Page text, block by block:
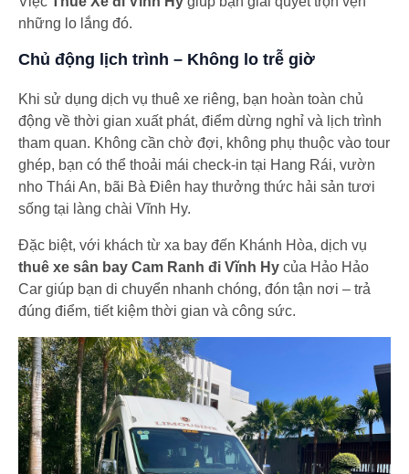
những lo lắng đó.
Chủ động lịch trình – Không lo trễ giờ
Khi sử dụng dịch vụ thuê xe riêng, bạn hoàn toàn chủ
động về thời gian xuất phát, điểm dừng nghỉ và lịch trình
tham quan. Không cần chờ đợi, không phụ thuộc vào tour
ghép, bạn có thể thoải mái check-in tại Hang Rái, vườn
nho Thái An, bãi Bà Điên hay thưởng thức hải sản tươi
sống tại làng chài Vĩnh Hy.
Đặc biệt, với khách từ xa bay đến Khánh Hòa, dịch vụ
thuê xe sân bay Cam Ranh đi Vĩnh Hy của Hảo Hảo
Car giúp bạn di chuyển nhanh chóng, đón tận nơi – trả
đúng điểm, tiết kiệm thời gian và công sức.